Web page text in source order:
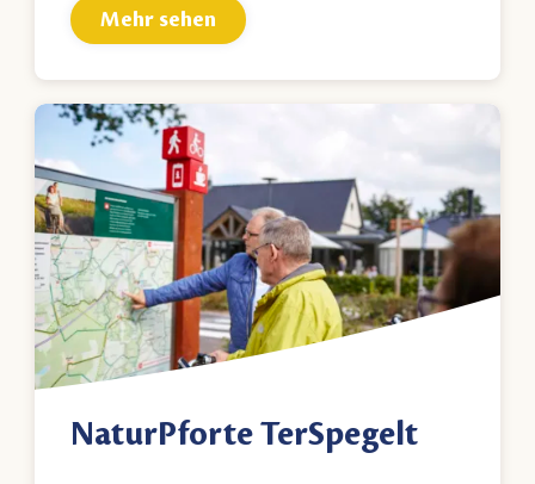
Mehr sehen
NaturPforte TerSpegelt